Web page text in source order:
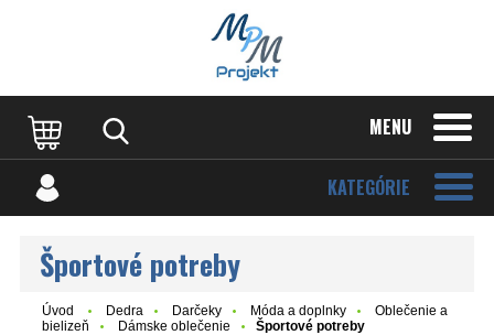
MENU
KATEGÓRIE
Športové potreby
Úvod Dedra Darčeky Móda a doplnky
Oblečenie a
bielizeň
Dámske oblečenie Športové potreby